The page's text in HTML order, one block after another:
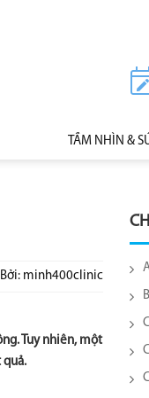
TẦM NHÌN &
Bởi: minh400clinic
Tuy nhiên, một
quả.